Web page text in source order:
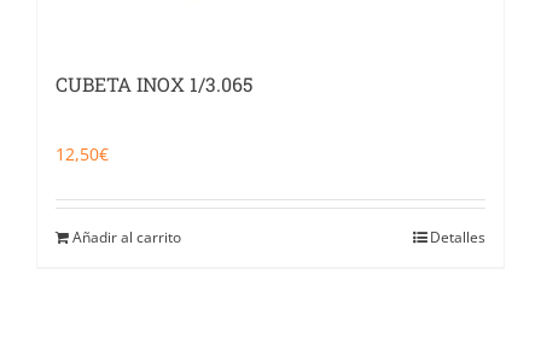
CUBETA INOX 1/3.065
12,50€
Añadir al carrito Detalles